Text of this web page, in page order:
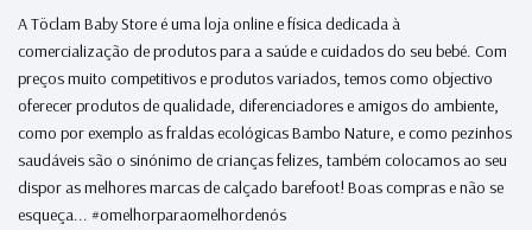
A Töclam Baby Store é uma loja online e física dedicada à
comercialização de produtos para a saúde e cuidados do seu bebé. Com
preços muito competitivos e produtos variados, temos como objectivo
oferecer produtos de qualidade, diferenciadores e amigos do ambiente,
como por exemplo as fraldas ecológicas Bambo Nature, e como pezinhos
saudáveis são o sinónimo de crianças felizes, também colocamos ao seu
dispor as melhores marcas de calçado barefoot! Boas compras e não se
esqueça... #omelhorparaomelhordenós